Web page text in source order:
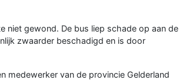
niet gewond. De bus liep schade op aan de
zwaarder beschadigd en is door
medewerker van de provincie Gelderland